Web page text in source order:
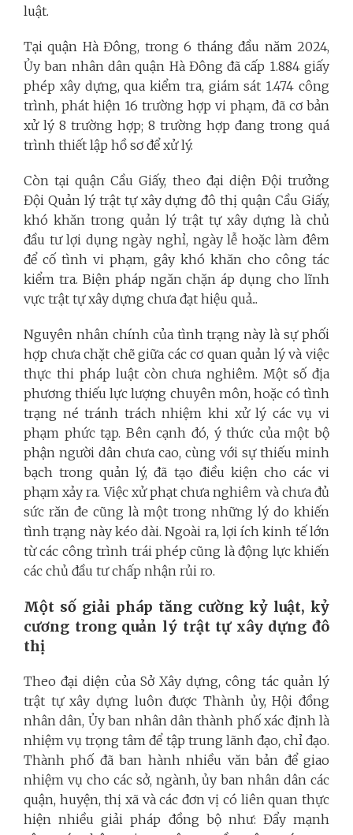
luật.
Tại quận Hà Đông, trong 6 tháng đầu năm 2024,
Ủy ban nhân dân quận Hà Đông đã cấp 1.884 giấy
phép xây dựng, qua kiểm tra, giám sát 1.474 công
trình, phát hiện 16 trường hợp vi phạm, đã cơ bản
xử lý 8 trường hợp; 8 trường hợp đang trong quá
trình thiết lập hồ sơ để xử lý.
Còn tại quận Cầu Giấy, theo đại diện Đội trưởng
Đội Quản lý trật tự xây dựng đô thị quận Cầu Giấy,
khó khăn trong quản lý trật tự xây dựng là chủ
đầu tư lợi dụng ngày nghỉ, ngày lễ hoặc làm đêm
để cố tình vi phạm, gây khó khăn cho công tác
kiểm tra. Biện pháp ngăn chặn áp dụng cho lĩnh
vực trật tự xây dựng chưa đạt hiệu quả...
Nguyên nhân chính của tình trạng này là sự phối
hợp chưa chặt chẽ giữa các cơ quan quản lý và việc
thực thi pháp luật còn chưa nghiêm. Một số địa
phương thiếu lực lượng chuyên môn, hoặc có tình
trạng né tránh trách nhiệm khi xử lý các vụ vi
phạm phức tạp. Bên cạnh đó, ý thức của một bộ
phận người dân chưa cao, cùng với sự thiếu minh
bạch trong quản lý, đã tạo điều kiện cho các vi
phạm xảy ra. Việc xử phạt chưa nghiêm và chưa đủ
sức răn đe cũng là một trong những lý do khiến
tình trạng này kéo dài. Ngoài ra, lợi ích kinh tế lớn
từ các công trình trái phép cũng là động lực khiến
các chủ đầu tư chấp nhận rủi ro.
Một số giải pháp tăng cường kỷ luật, kỷ
cương trong quản lý trật tự xây dựng đô
thị
Theo đại diện của Sở Xây dựng, công tác quản lý
trật tự xây dựng luôn được Thành ủy, Hội đồng
nhân dân, Ủy ban nhân dân thành phố xác định là
nhiệm vụ trọng tâm để tập trung lãnh đạo, chỉ đạo.
Thành phố đã ban hành nhiều văn bản để giao
nhiệm vụ cho các sở, ngành, ủy ban nhân dân các
quận, huyện, thị xã và các đơn vị có liên quan thực
hiện nhiều giải pháp đồng bộ như: Đẩy mạnh